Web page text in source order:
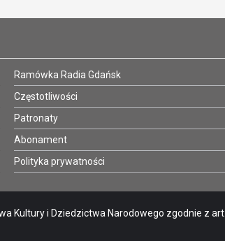
Ramówka Radia Gdańsk
Częstotliwości
Patronaty
Abonament
Polityka prywatności
Kultury i Dziedzictwa Narodowego zgodnie z